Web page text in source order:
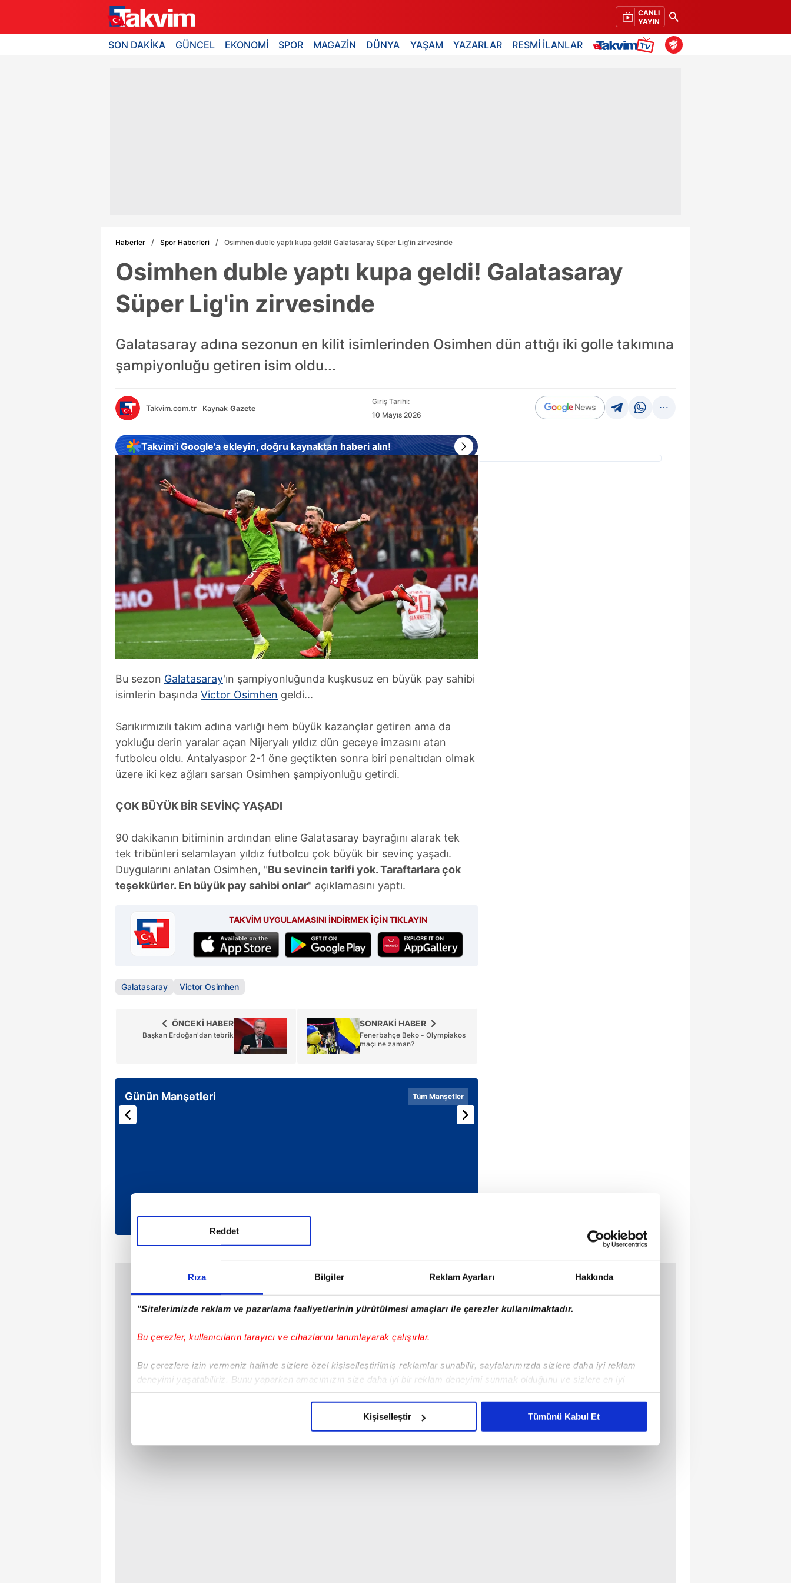
Rıza Bilgiler Reklam Ayarları Hakkında
"Sitelerimizde reklam ve pazarlama faaliyetlerinin yürütülmesi amaçları ile çerezler kullanılmaktadır.
Bu çerezler, kullanıcıların tarayıcı ve cihazlarını tanımlayarak çalışırlar.
Bu çerezlere izin vermeniz halinde sizlere özel kişiselleştirilmiş reklamlar sunabilir, sayfalarımızda sizlere daha iyi reklam
deneyimi yaşatabiliriz. Bunu yaparken amacımızın size daha iyi bir reklam deneyimi sunmak olduğunu ve sizlere en iyi
içerikleri sunabilmek adına elimizden gelen çabayı gösterdiğimizi ve bu noktada, reklamların maliyetlerimizi karşılamak
Reddet
Kişiselleştir Tümünü Kabul Et
CANLI
YAYIN
SON DAKİKA GÜNCEL EKONOMİ SPOR MAGAZİN DÜNYA YAŞAM YAZARLAR RESMİ İLANLAR
Haberler Spor Haberleri Osimhen duble yaptı kupa geldi! Galatasaray Süper Lig'in zirvesinde
Osimhen duble yaptı kupa geldi! Galatasaray
Süper Lig'in zirvesinde
Galatasaray adına sezonun en kilit isimlerinden Osimhen dün attığı iki golle takımına
şampiyonluğu getiren isim oldu...
Takvim.com.tr Kaynak Gazete
Giriş Tarihi:
10 Mayıs 2026
Takvim'i Google'a ekleyin, doğru kaynaktan haberi alın!
Bu sezon Galatasaray'ın şampiyonluğunda kuşkusuz en büyük pay sahibi
isimlerin başında Victor Osimhen geldi...
Sarıkırmızılı takım adına varlığı hem büyük kazançlar getiren ama da
yokluğu derin yaralar açan Nijeryalı yıldız dün geceye imzasını atan
futbolcu oldu. Antalyaspor 2-1 öne geçtikten sonra biri penaltıdan olmak
üzere iki kez ağları sarsan Osimhen şampiyonluğu getirdi.
ÇOK BÜYÜK BİR SEVİNÇ YAŞADI
90 dakikanın bitiminin ardından eline Galatasaray bayrağını alarak tek
tek tribünleri selamlayan yıldız futbolcu çok büyük bir sevinç yaşadı.
Duygularını anlatan Osimhen, "Bu sevincin tarifi yok. Taraftarlara çok
teşekkürler. En büyük pay sahibi onlar" açıklamasını yaptı.
TAKVİM UYGULAMASINI İNDİRMEK İÇİN TIKLAYIN
Galatasaray Victor Osimhen
SONRAKİ HABER
Fenerbahçe Beko - Olympiakos
maçı ne zaman?
ÖNCEKİ HABER
Başkan Erdoğan'dan tebrik
Günün Manşetleri Tüm Manşetler